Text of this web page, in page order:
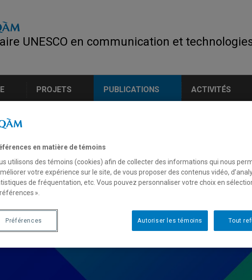
UNESCO en communication et
PROJETS PUBLICATIONS ACTIVITÉS
en matière de témoins
utilisons des témoins (cookies) afin de collecter des informations qui nous
votre expérience sur le site, de vous proposer des contenus vidéo,
de fréquentation, etc. Vous pouvez personnaliser votre choix en
».
Tout
Autoriser les témoins
Préférences